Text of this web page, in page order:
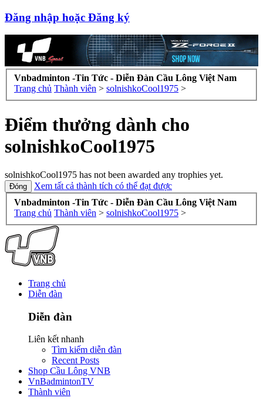
Đăng nhập hoặc Đăng ký
Vnbadminton -Tin Tức - Diễn Đàn Cầu Lông Việt Nam
Trang chủ Thành viên > solnishkoCool1975 >
Điểm thưởng dành cho
solnishkoCool1975
solnishkoCool1975 has not been awarded any trophies yet.
Xem tất cả thành tích có thể đạt được
Vnbadminton -Tin Tức - Diễn Đàn Cầu Lông Việt Nam
Trang chủ Thành viên > solnishkoCool1975 >
Trang chủ
Diễn đàn
Diễn đàn
Liên kết nhanh
Tìm kiếm diễn đàn
Recent Posts
Shop Cầu Lông VNB
VnBadmintonTV
Thành viên